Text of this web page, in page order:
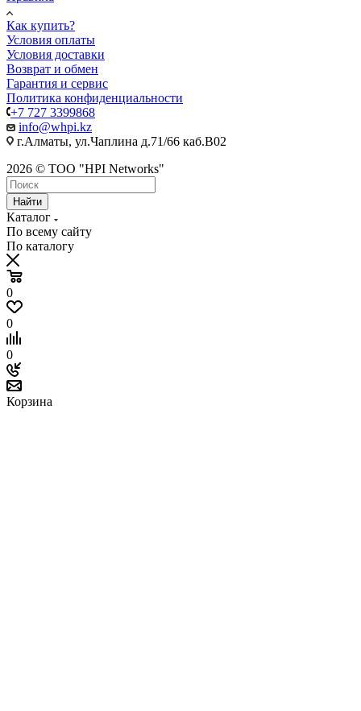
Как купить?
Условия оплаты
Условия доставки
Возврат и обмен
Гарантия и сервис
Политика конфиденциальности
+7 727 3399868
info@whpi.kz
г.Алматы, ул.Чаплина д.71/66 каб.B02
2026 © ТОО "HPI Networks"
Найти
Каталог
По всему сайту
По каталогу
0
0
0
Корзина